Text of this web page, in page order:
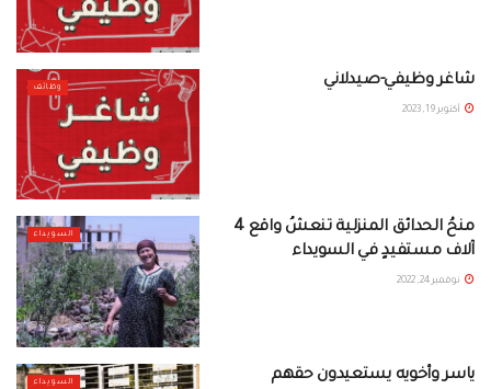
وظائف شاغر وظيفي-صيدلاني
أكتوبر 19, 2023
السويداء
منحُ الحدائق المنزلية تنعشُ واقع 4
آلاف مستفيدٍ في السويداء
نوفمبر 24, 2022
السويداء
ياسر وأخويه يستعيدون حقهم